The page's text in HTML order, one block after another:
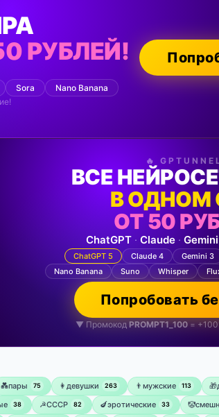
РУБЛЕЙ!
Sora
Nano Banana
🔥
ВСЕ
В ОДНОМ
ОТ 50
ChatGPT· Claude· Gemini
ChatGPT 5 Claude 4 Gemini 3
Nano Banana
Suno Whisper
Попробовать
▼ Промокод PROMPT1_100 =
💑пары 75 👩девушки 263 👨мужские 113
38 ☭СССР 82 🍆эротические 33